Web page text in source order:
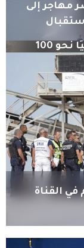
الأورومتوسطي: إسرائيل تنقل يوميًا نحو 100
مهاجر إلى
في القناة